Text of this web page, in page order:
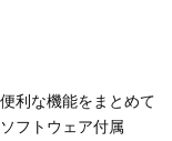
便利な機能をまとめて
ソフトウェア付属